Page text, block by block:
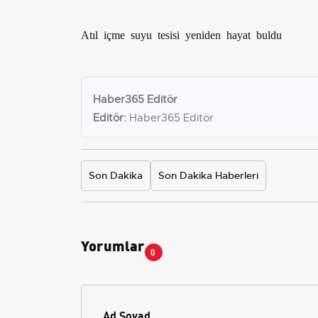
Atıl içme suyu tesisi yeniden hayat buldu
Haber365 Editör
Editör: Haber365 Editör
Son Dakika Son Dakika Haberleri
Yorumlar 0